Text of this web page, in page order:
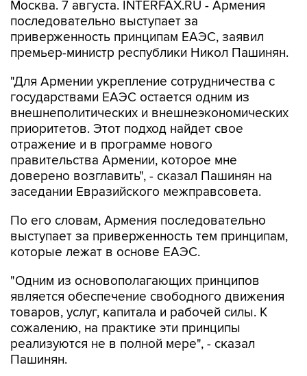
приверженность принципам ЕАЭС, заявил
премьер-министр республики Никол Пашинян.
"Для Армении укрепление сотрудничества с
внешнеполитических и внешнеэкономических
приоритетов. Этот подход найдет свое
отражение и в программе нового
правительства Армении, которое мне
доверено возглавить", - сказал Пашинян на
заседании Евразийского межправсовета.
По его словам, Армения последовательно
которые лежат в основе ЕАЭС.
"Одним из основополагающих принципов
товаров, услуг, капитала и рабочей силы. К
сожалению, на практике эти принципы
реализуются не в полной мере", - сказал
Пашинян.
По его словам, отдельные ограничения и